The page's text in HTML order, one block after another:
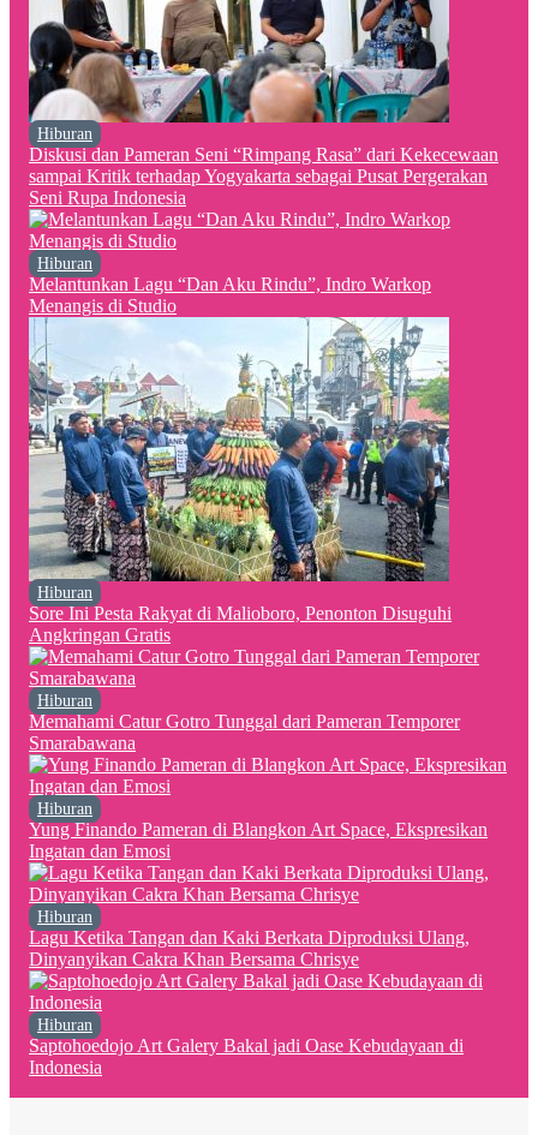
Hiburan
Diskusi dan Pameran Seni “Rimpang Rasa” dari Kekecewaan
sampai Kritik terhadap Yogyakarta sebagai Pusat Pergerakan
Seni Rupa Indonesia
Hiburan
Melantunkan Lagu “Dan Aku Rindu”, Indro Warkop
Menangis di Studio
Hiburan
Sore Ini Pesta Rakyat di Malioboro, Penonton Disuguhi
Angkringan Gratis
Hiburan
Memahami Catur Gotro Tunggal dari Pameran Temporer
Smarabawana
Hiburan
Yung Finando Pameran di Blangkon Art Space, Ekspresikan
Ingatan dan Emosi
Hiburan
Lagu Ketika Tangan dan Kaki Berkata Diproduksi Ulang,
Dinyanyikan Cakra Khan Bersama Chrisye
Hiburan
Saptohoedojo Art Galery Bakal jadi Oase Kebudayaan di
Indonesia